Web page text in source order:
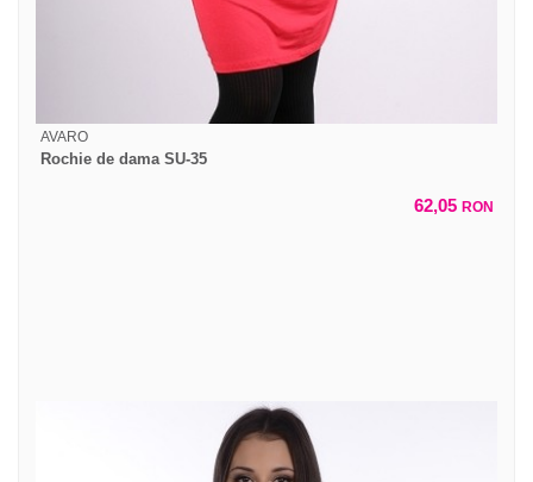
AVARO
Rochie de dama SU-35
62,05 RON